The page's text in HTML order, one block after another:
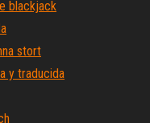
blackjack
stort
y traducida